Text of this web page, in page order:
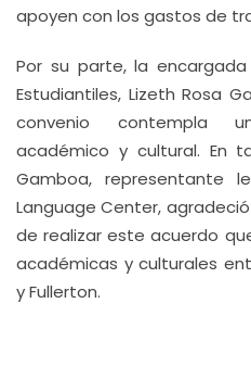
apoyen con los gastos de
Por su parte, la
Estudiantiles, Lizeth Rosa
convenio contempla
académico y cultural. En
Gamboa, representante
Language Center,
de realizar este acuerdo
académicas y culturales
y Fullerton.